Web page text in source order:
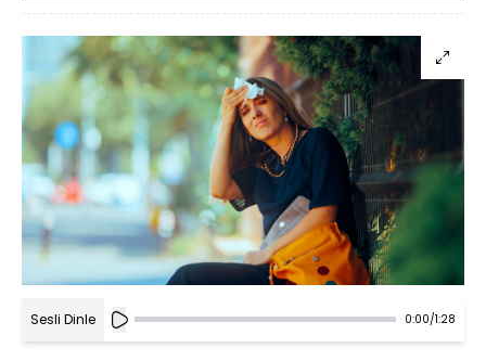
Sesli Dinle 0:00/1:28